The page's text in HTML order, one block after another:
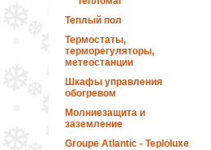
Теплый пол
Термостаты,
терморегуляторы,
метеостанции
Шкафы управления
обогревом
Молниезащита и
заземление
Groupe Atlantic - Teploluxe